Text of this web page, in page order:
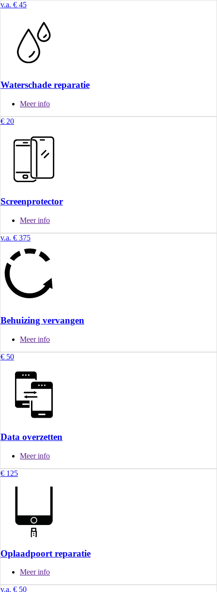
v.a. € 45
Waterschade reparatie
Meer info
€ 20
Screenprotector
Meer info
v.a. € 375
Behuizing vervangen
Meer info
€ 50
Data overzetten
Meer info
€ 125
Oplaadpoort reparatie
Meer info
v.a. € 50